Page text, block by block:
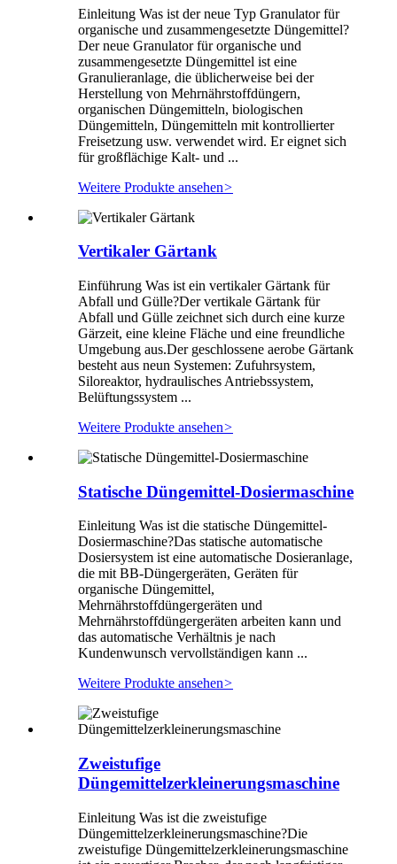
Einleitung Was ist der neue Typ Granulator für
organische und zusammengesetzte Düngemittel?
Der neue Granulator für organische und
zusammengesetzte Düngemittel ist eine
Granulieranlage, die üblicherweise bei der
Herstellung von Mehrnährstoffdüngern,
organischen Düngemitteln, biologischen
Düngemitteln, Düngemitteln mit kontrollierter
Freisetzung usw. verwendet wird. Er eignet sich
für großflächige Kalt- und ...
Weitere Produkte ansehen>
Vertikaler Gärtank
Einführung Was ist ein vertikaler Gärtank für
Abfall und Gülle?Der vertikale Gärtank für
Abfall und Gülle zeichnet sich durch eine kurze
Gärzeit, eine kleine Fläche und eine freundliche
Umgebung aus.Der geschlossene aerobe Gärtank
besteht aus neun Systemen: Zufuhrsystem,
Siloreaktor, hydraulisches Antriebssystem,
Belüftungssystem ...
Weitere Produkte ansehen>
Statische Düngemittel-Dosiermaschine
Einleitung Was ist die statische Düngemittel-
Dosiermaschine?Das statische automatische
Dosiersystem ist eine automatische Dosieranlage,
die mit BB-Düngergeräten, Geräten für
organische Düngemittel,
Mehrnährstoffdüngergeräten und
Mehrnährstoffdüngergeräten arbeiten kann und
das automatische Verhältnis je nach
Kundenwunsch vervollständigen kann ...
Weitere Produkte ansehen>
Zweistufige
Düngemittelzerkleinerungsmaschine
Einleitung Was ist die zweistufige
Düngemittelzerkleinerungsmaschine?Die
zweistufige Düngemittelzerkleinerungsmaschine